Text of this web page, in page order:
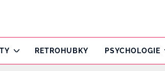
RETROHUBKY PSYCHOLOGIE